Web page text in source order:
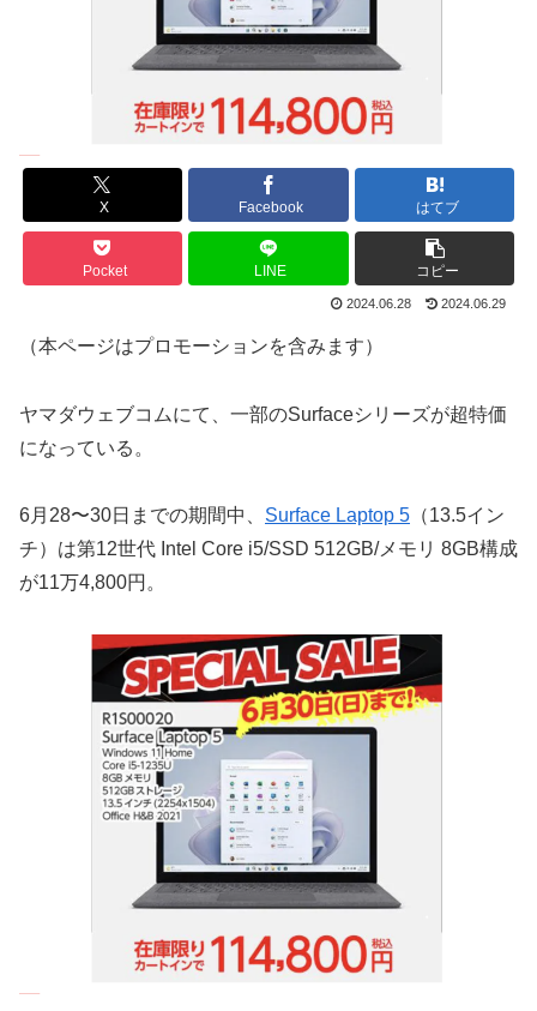
X Facebook はてブ
Pocket LINE コピー
2024.06.28 2024.06.29
（本ページはプロモーションを含みます）
ヤマダウェブコムにて、一部のSurfaceシリーズが超特価
になっている。
6月28〜30日までの期間中、 Surface Laptop 5 （13.5イン
チ）は第12世代 Intel Core i5/SSD 512GB/メモリ 8GB構成
が11万4,800円。